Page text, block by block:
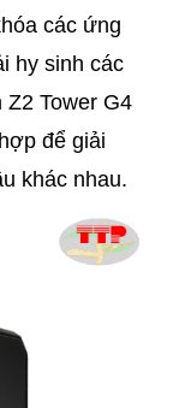
các ứng
hy sinh các
Z2 Tower G4
để giải
khác nhau.